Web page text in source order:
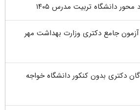
محور دانشگاه تربیت مدرس ۱۴۰۵
آزمون جامع دکتری وزارت بهداشت مهر
دکتری بدون کنکور دانشگاه خواجه